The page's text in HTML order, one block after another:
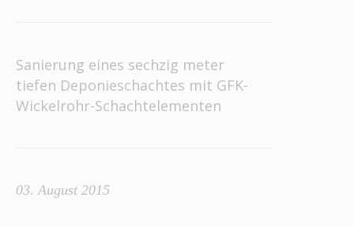
Sanierung eines sechzig meter
tiefen Deponieschachtes mit GFK-
Wickelrohr-Schachtelementen
03. August 2015